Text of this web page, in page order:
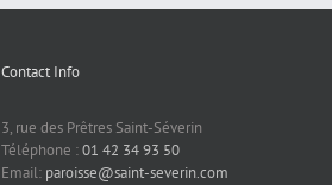
Contact Info
3, rue des Prêtres Saint-Séverin
Téléphone :01 42 34 93 50
Email: paroisse@saint-severin.com